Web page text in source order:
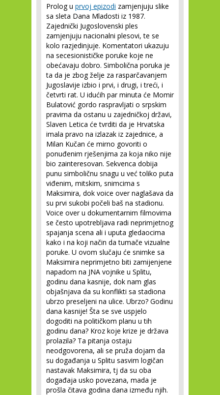
Prolog u prvoj epizodi zamjenjuju slike
sa sleta Dana Mladosti iz 1987.
Zajednički Jugoslovenski ples
zamjenjuju nacionalni plesovi, te se
kolo razjedinjuje. Komentatori ukazuju
na secesionističke poruke koje ne
obećavaju dobro. Simbolična poruka je
ta da je zbog želje za rasparčavanjem
Jugoslavije izbio i prvi, i drugi, i treći, i
četvrti rat. U idućih par minuta će Momir
Bulatović gordo raspravljati o srpskim
pravima da ostanu u zajedničkoj državi,
Slaven Letica će tvrditi da je Hrvatska
imala pravo na izlazak iz zajednice, a
Milan Kučan će mirno govoriti o
ponuđenim rješenjima za koja niko nije
bio zainteresovan. Sekvenca dobija
punu simboličnu snagu u već toliko puta
viđenim, mitskim, snimcima s
Maksimira, dok voice over naglašava da
su prvi sukobi počeli baš na stadionu.
Voice over u dokumentarnim filmovima
se često upotrebljava radi neprimjetnog
spajanja scena ali i uputa gledaocima
kako i na koji način da tumače vizualne
poruke. U ovom slučaju će snimke sa
Maksimira neprimjetno biti zamijenjene
napadom na JNA vojnike u Splitu,
godinu dana kasnije, dok nam glas
objašnjava da su konflikti sa stadiona
ubrzo preseljeni na ulice. Ubrzo? Godinu
dana kasnije! Šta se sve uspjelo
dogoditi na političkom planu u tih
godinu dana? Kroz koje krize je država
prolazila? Ta pitanja ostaju
neodgovorena, ali se pruža dojam da
su događanja u Splitu sasvim logičan
nastavak Maksimira, tj da su oba
događaja usko povezana, mada je
prošla čitava godina dana između njih.